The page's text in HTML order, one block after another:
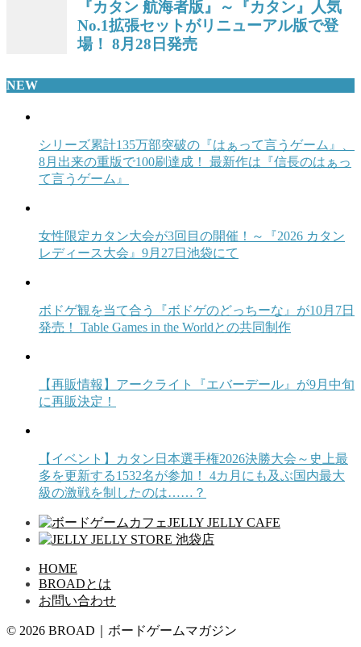
『カタン 航海者版』～『カタン』人気
No.1拡張セットがリニューアル版で登
場！ 8月28日発売
NEW
シリーズ累計135万部突破の『はぁって言うゲーム』、
8月出来の重版で100刷達成！ 最新作は『信長のはぁっ
て言うゲーム』
女性限定カタン大会が3回目の開催！～『2026 カタン
レディース大会』9月27日池袋にて
ボドゲ観を当て合う『ボドゲのどっちーな』が10月7日
発売！ Table Games in the Worldとの共同制作
【再販情報】アークライト『エバーデール』が9月中旬
に再販決定！
【イベント】カタン日本選手権2026決勝大会～史上最
多を更新する1532名が参加！ 4カ月にも及ぶ国内最大
級の激戦を制したのは……？
HOME
BROADとは
お問い合わせ
© 2026 BROAD｜ボードゲームマガジン